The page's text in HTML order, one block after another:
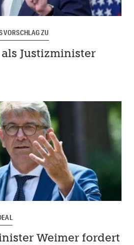
VORSCHLAG ZU
Justizminister
Weimer fordert